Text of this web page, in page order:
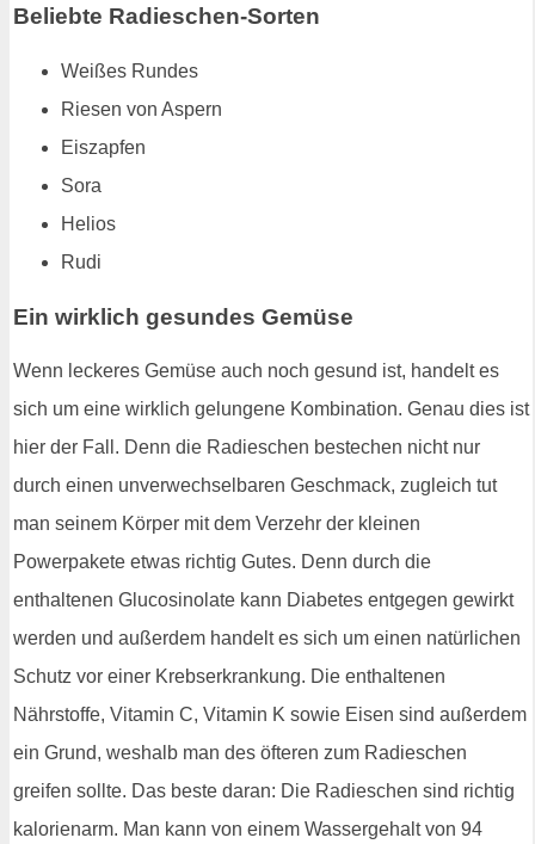
Beliebte Radieschen-Sorten
Weißes Rundes
Riesen von Aspern
Eiszapfen
Sora
Helios
Rudi
Ein wirklich gesundes Gemüse
Wenn leckeres Gemüse auch noch gesund ist, handelt es
sich um eine wirklich gelungene Kombination. Genau dies ist
hier der Fall. Denn die Radieschen bestechen nicht nur
durch einen unverwechselbaren Geschmack, zugleich tut
man seinem Körper mit dem Verzehr der kleinen
Powerpakete etwas richtig Gutes. Denn durch die
enthaltenen Glucosinolate kann Diabetes entgegen gewirkt
werden und außerdem handelt es sich um einen natürlichen
Schutz vor einer Krebserkrankung. Die enthaltenen
Nährstoffe, Vitamin C, Vitamin K sowie Eisen sind außerdem
ein Grund, weshalb man des öfteren zum Radieschen
greifen sollte. Das beste daran: Die Radieschen sind richtig
kalorienarm. Man kann von einem Wassergehalt von 94